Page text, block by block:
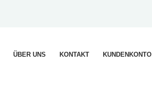
ÜBER UNS KONTAKT KUNDENKONTO